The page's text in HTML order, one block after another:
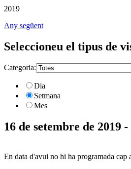
2019
Any següent
Seleccioneu el tipus de
Categoria:
Dia
Setmana
Mes
16 de setembre de 2019
En data d'avui no hi ha programada cap